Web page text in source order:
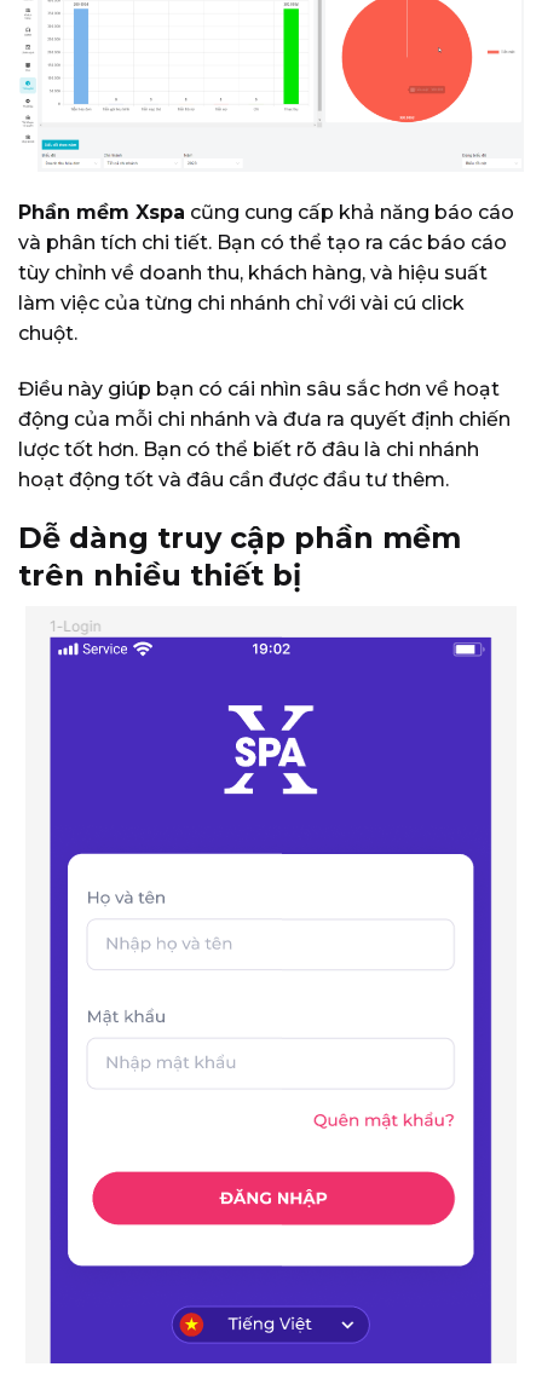
Phần mềm Xspa cũng cung cấp khả năng báo cáo
và phân tích chi tiết. Bạn có thể tạo ra các báo cáo
tùy chỉnh về doanh thu, khách hàng, và hiệu suất
làm việc của từng chi nhánh chỉ với vài cú click
chuột.
Điều này giúp bạn có cái nhìn sâu sắc hơn về hoạt
động của mỗi chi nhánh và đưa ra quyết định chiến
lược tốt hơn. Bạn có thể biết rõ đâu là chi nhánh
hoạt động tốt và đâu cần được đầu tư thêm.
Dễ dàng truy cập phần mềm
trên nhiều thiết bị